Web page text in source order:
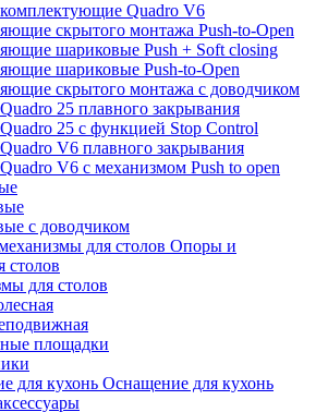
Quadro V6
скрытого монтажа Push-to-Open
шариковые Push + Soft closing
шариковые Push-to-Open
скрытого монтажа с доводчиком
25 плавного закрывания
25 с функцией Stop Control
V6 плавного закрывания
V6 с механизмом Push to open
с доводчиком
Опоры и
столов
для столов
площадки
Оснащение для кухонь